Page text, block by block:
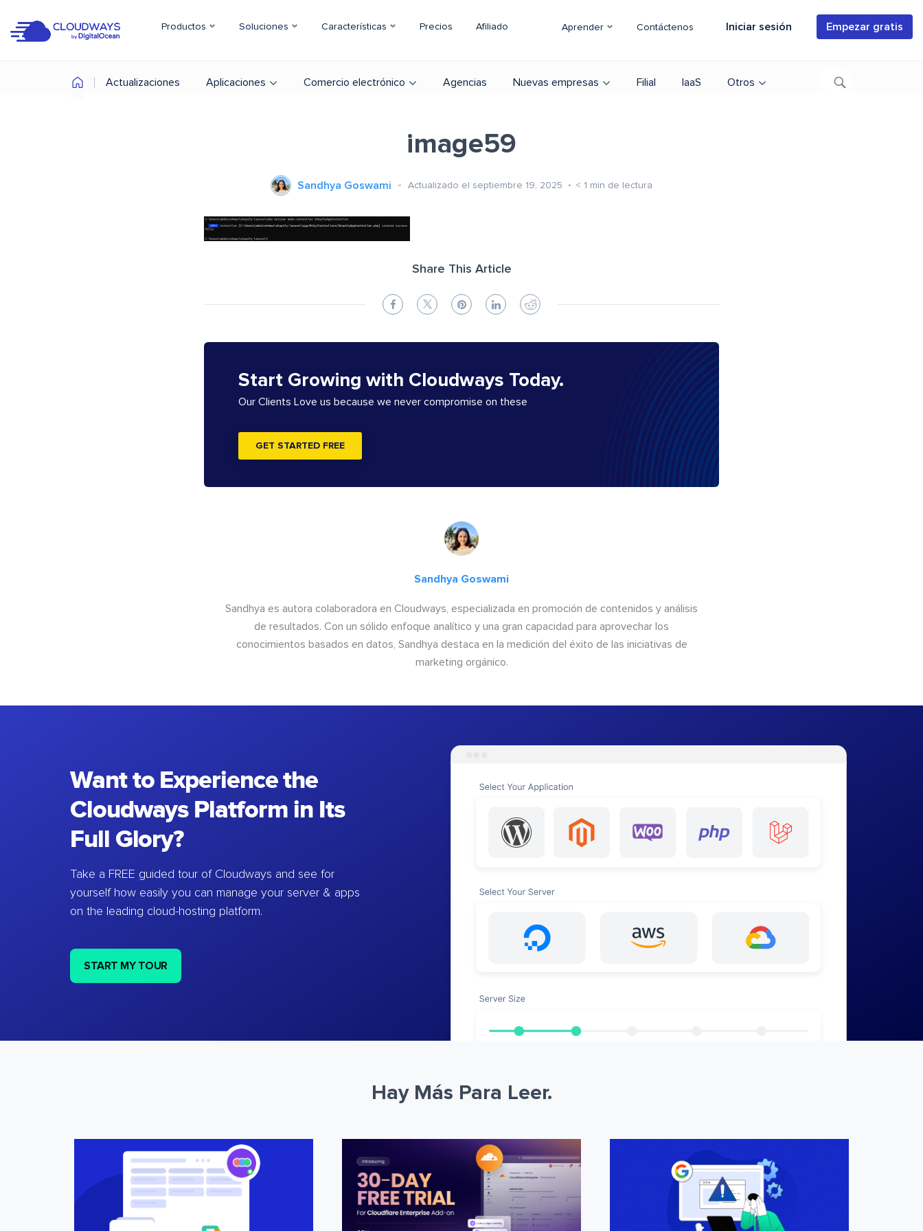
Productos Soluciones Características Precios Afiliado Aprender Contáctenos Iniciar sesión Empezar gratis
Actualizaciones Aplicaciones Comercio electrónico Agencias Nuevas empresas Filial IaaS Otros
image59
Sandhya Goswami Actualizado el septiembre 19, 2025 < 1 min de lectura
Share This Article
Start Growing with Cloudways Today.
Our Clients Love us because we never compromise on these
GET STARTED FREE
Sandhya Goswami
Sandhya es autora colaboradora en Cloudways, especializada en promoción de contenidos y análisis
de resultados. Con un sólido enfoque analítico y una gran capacidad para aprovechar los
conocimientos basados en datos, Sandhya destaca en la medición del éxito de las iniciativas de
marketing orgánico.
Want to Experience the
Cloudways Platform in Its
Full Glory?
Take a FREE guided tour of Cloudways and see for
yourself how easily you can manage your server & apps
on the leading cloud-hosting platform.
START MY TOUR
Hay Más Para Leer.